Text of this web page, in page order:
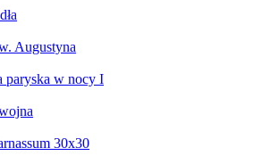
Augustyna
paryska w nocy I
30x30